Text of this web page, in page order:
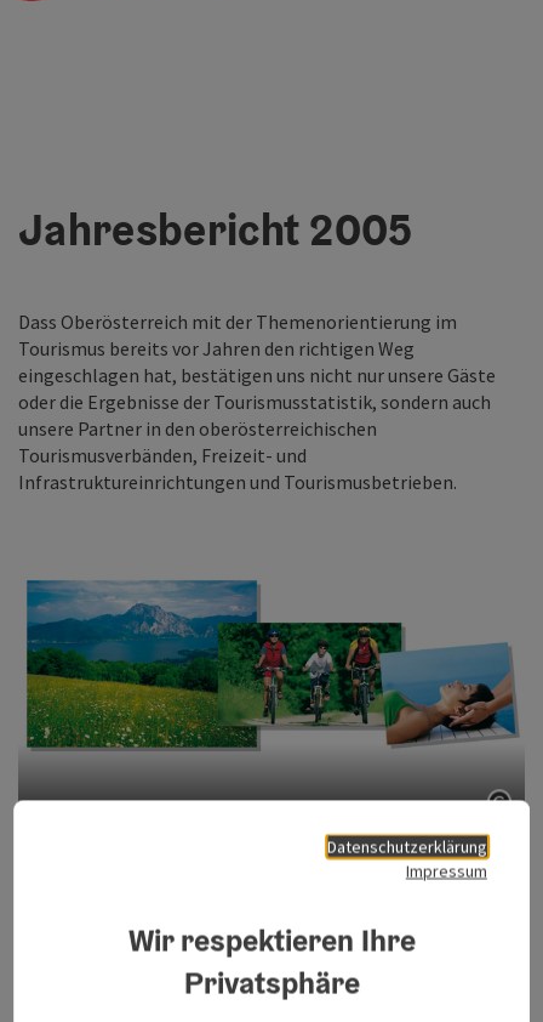
Jahresbericht 2005
Dass Oberösterreich mit der Themenorientierung im
Tourismus bereits vor Jahren den richtigen Weg
eingeschlagen hat, bestätigen uns nicht nur unsere Gäste
oder die Ergebnisse der Tourismusstatistik, sondern auch
unsere Partner in den oberösterreichischen
Tourismusverbänden, Freizeit- und
Infrastruktureinrichtungen und Tourismusbetrieben.
Mehr darüber lesen Sie im Jahresbericht (Download siehe
Arbeitsschwerpunkte und ausgewählte Highlights im
Kalenderjahr 2005 liefert.
Datenschutzerklärung
Impressum
Wir respektieren Ihre
Privatsphäre